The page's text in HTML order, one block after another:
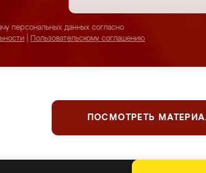
персональных данных согласно
Пользовательскому соглашению
ПОСМОТРЕТЬ